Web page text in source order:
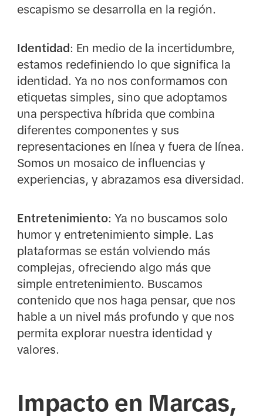
escapismo se desarrolla en la región.
Identidad: En medio de la incertidumbre,
estamos redefiniendo lo que significa la
identidad. Ya no nos conformamos con
etiquetas simples, sino que adoptamos
una perspectiva híbrida que combina
diferentes componentes y sus
representaciones en línea y fuera de línea.
Somos un mosaico de influencias y
experiencias, y abrazamos esa diversidad.
Entretenimiento: Ya no buscamos solo
humor y entretenimiento simple. Las
plataformas se están volviendo más
complejas, ofreciendo algo más que
simple entretenimiento. Buscamos
contenido que nos haga pensar, que nos
hable a un nivel más profundo y que nos
permita explorar nuestra identidad y
valores.
Impacto en Marcas,